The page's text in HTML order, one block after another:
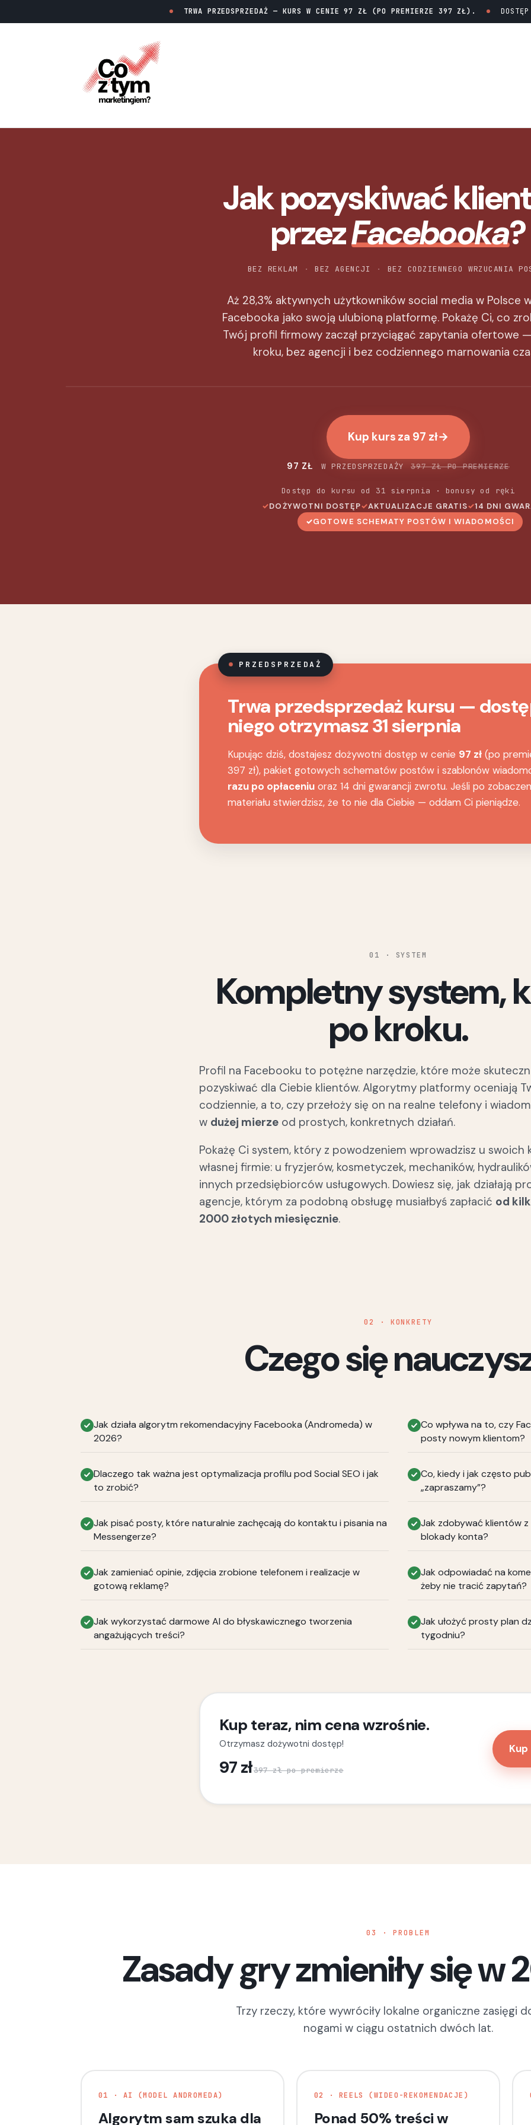
TRWA PRZEDSPRZEDAŻ — KURS W CENIE 97 ZŁ (PO PREMIERZE 397 ZŁ).
Jak pozyskiwać
przezFacebooka?
BEZ REKLAM BEZ AGENCJI BEZ CODZIENNEGO WRZUCANIA
Aż 28,3% aktywnych użytkowników social media w Polsce
Facebooka jako swoją ulubioną platformę. Pokażę Ci, co
Twój profil firmowy zaczął przyciągać zapytania ofertowe
kroku, bez agencji i bez codziennego marnowania
Kup kurs za 97 zł→
97 ZŁ W PRZEDSPRZEDAŻY 397 ZŁ PO PREMIERZE
Dostęp do kursu od 31 sierpnia · bonusy od ręki
DOŻYWOTNI DOSTĘP
AKTUALIZACJE GRATIS
14 DNI
GOTOWE SCHEMATY POSTÓW I WIADOMOŚCI
PRZEDSPRZEDAŻ
Trwa przedsprzedaż kursu —
niego otrzymasz 31 sierpnia
Kupując dziś, dostajesz dożywotni dostęp w cenie 97 zł (po
397 zł), pakiet gotowych schematów postów i szablonów
razu po opłaceniu oraz 14 dni gwarancji zwrotu. Jeśli po
materiału stwierdzisz, że to nie dla Ciebie — oddam Ci pieniądze.
01 · SYSTEM
Kompletny system,
po kroku.
Profil na Facebooku to potężne narzędzie, które może
pozyskiwać dla Ciebie klientów. Algorytmy platformy oceniają
codziennie, a to, czy przełoży się on na realne telefony i
w dużej mierze od prostych, konkretnych działań.
Pokażę Ci system, który z powodzeniem wprowadzisz u swoich
własnej firmie: u fryzjerów, kosmetyczek, mechaników,
innych przedsiębiorców usługowych. Dowiesz się, jak działają
agencje, którym za podobną obsługę musiałbyś zapłacić od
2000 złotych miesięcznie.
02 · KONKRETY
Czego się
Jak działa algorytm rekomendacyjny Facebooka (Andromeda) w
2026?
Co wpływa na to, czy
posty nowym klientom?
Dlaczego tak ważna jest optymalizacja profilu pod Social SEO i jak
to zrobić?
Co, kiedy i jak często
„zapraszamy”?
Jak pisać posty, które naturalnie zachęcają do kontaktu i pisania na
Messengerze?
Jak zdobywać klientów
blokady konta?
Jak zamieniać opinie, zdjęcia zrobione telefonem i realizacje w
gotową reklamę?
Jak odpowiadać na
żeby nie tracić zapytań?
Jak wykorzystać darmowe AI do błyskawicznego tworzenia
angażujących treści?
Jak ułożyć prosty plan
tygodniu?
Kup teraz, nim cena wzrośnie.
Otrzymasz dożywotni dostęp!
97 zł397 zł po premierze
03 · PROBLEM
Zasady gry zmieniły się w
Trzy rzeczy, które wywróciły lokalne organiczne zasięgi
nogami w ciągu ostatnich dwóch lat.
01 · AI (MODEL ANDROMEDA)
Algorytm sam szuka dla
02 · REELS (WIDEO-REKOMENDACJE)
Ponad 50% treści w